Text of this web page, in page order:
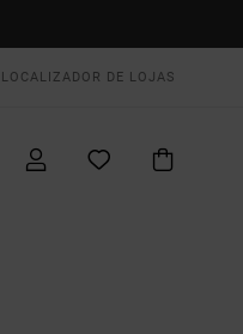
LOCALIZADOR DE LOJAS